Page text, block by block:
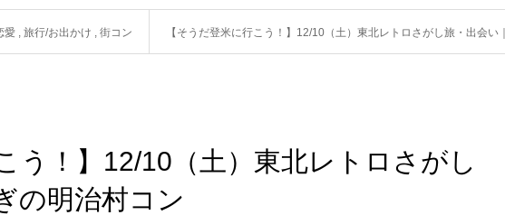
愛 , 旅行/お出かけ , 街コン 【そうだ登米に行こう！】12/10（土）東北レトロさがし旅・出会い
う！】12/10（土）東北レトロさがし
の明治村コン